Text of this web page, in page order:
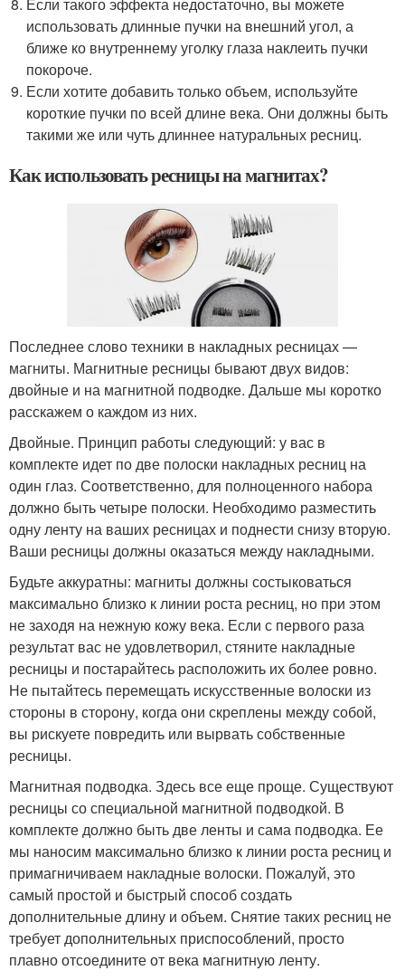
Если такого эффекта недостаточно, вы можете
использовать длинные пучки на внешний угол, а
ближе ко внутреннему уголку глаза наклеить пучки
покороче.
Если хотите добавить только объем, используйте
короткие пучки по всей длине века. Они должны быть
такими же или чуть длиннее натуральных ресниц.
Как использовать ресницы на магнитах?
Последнее слово техники в накладных ресницах —
магниты. Магнитные ресницы бывают двух видов:
двойные и на магнитной подводке. Дальше мы коротко
расскажем о каждом из них.
Двойные. Принцип работы следующий: у вас в
комплекте идет по две полоски накладных ресниц на
один глаз. Соответственно, для полноценного набора
должно быть четыре полоски. Необходимо разместить
одну ленту на ваших ресницах и поднести снизу вторую.
Ваши ресницы должны оказаться между накладными.
Будьте аккуратны: магниты должны состыковаться
максимально близко к линии роста ресниц, но при этом
не заходя на нежную кожу века. Если с первого раза
результат вас не удовлетворил, стяните накладные
ресницы и постарайтесь расположить их более ровно.
Не пытайтесь перемещать искусственные волоски из
стороны в сторону, когда они скреплены между собой,
вы рискуете повредить или вырвать собственные
ресницы.
Магнитная подводка. Здесь все еще проще. Существуют
ресницы со специальной магнитной подводкой. В
комплекте должно быть две ленты и сама подводка. Ее
мы наносим максимально близко к линии роста ресниц и
примагничиваем накладные волоски. Пожалуй, это
самый простой и быстрый способ создать
дополнительные длину и объем. Снятие таких ресниц не
требует дополнительных приспособлений, просто
плавно отсоедините от века магнитную ленту.